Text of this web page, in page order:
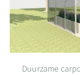
Duurzame